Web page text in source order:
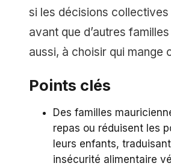
si les décisions
avant que d’autres familles
aussi, à choisir qui mange
Points clés
Des familles
repas ou réduisent les
leurs enfants,
insécurité alimentaire